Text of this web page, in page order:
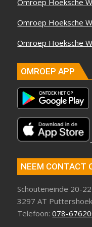
Omroep Hoeksche
Omroep Hoeksche
Omroep Hoeksche
OMROEP APP
NEEM CONTACT
Schouteneinde 20-22
3297 AT Puttershoek
Telefoon:078-